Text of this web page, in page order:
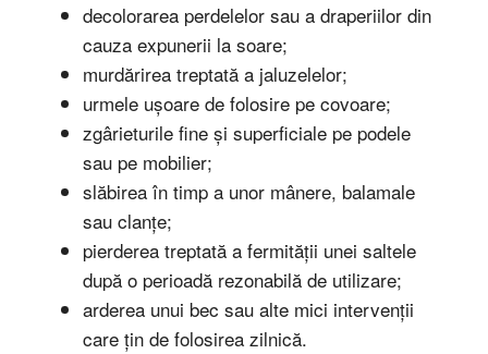
decolorarea perdelelor sau a draperiilor din
cauza expunerii la soare;
murdărirea treptată a jaluzelelor;
urmele ușoare de folosire pe covoare;
zgârieturile fine și superficiale pe podele
sau pe mobilier;
slăbirea în timp a unor mânere, balamale
sau clanțe;
pierderea treptată a fermității unei saltele
după o perioadă rezonabilă de utilizare;
arderea unui bec sau alte mici intervenții
care țin de folosirea zilnică.